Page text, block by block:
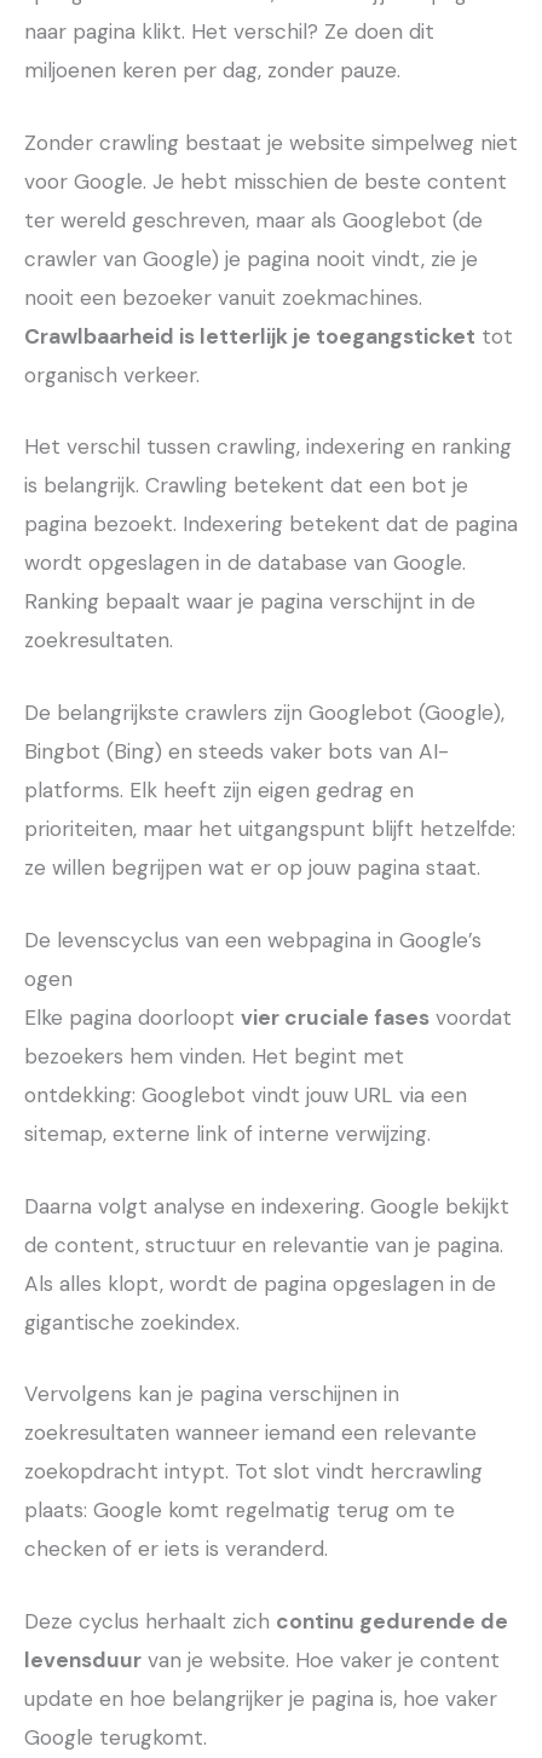
naar pagina klikt. Het verschil? Ze doen dit
miljoenen keren per dag, zonder pauze.
Zonder crawling bestaat je website simpelweg niet
voor Google. Je hebt misschien de beste content
ter wereld geschreven, maar als Googlebot (de
crawler van Google) je pagina nooit vindt, zie je
nooit een bezoeker vanuit zoekmachines.
Crawlbaarheid is letterlijk je toegangsticket tot
organisch verkeer.
Het verschil tussen crawling, indexering en ranking
is belangrijk. Crawling betekent dat een bot je
pagina bezoekt. Indexering betekent dat de pagina
wordt opgeslagen in de database van Google.
Ranking bepaalt waar je pagina verschijnt in de
zoekresultaten.
De belangrijkste crawlers zijn Googlebot (Google),
Bingbot (Bing) en steeds vaker bots van AI-
platforms. Elk heeft zijn eigen gedrag en
prioriteiten, maar het uitgangspunt blijft hetzelfde:
ze willen begrijpen wat er op jouw pagina staat.
De levenscyclus van een webpagina in Google’s
ogen
Elke pagina doorloopt vier cruciale fases voordat
bezoekers hem vinden. Het begint met
ontdekking: Googlebot vindt jouw URL via een
sitemap, externe link of interne verwijzing.
Daarna volgt analyse en indexering. Google bekijkt
de content, structuur en relevantie van je pagina.
Als alles klopt, wordt de pagina opgeslagen in de
gigantische zoekindex.
Vervolgens kan je pagina verschijnen in
zoekresultaten wanneer iemand een relevante
zoekopdracht intypt. Tot slot vindt hercrawling
plaats: Google komt regelmatig terug om te
checken of er iets is veranderd.
Deze cyclus herhaalt zich continu gedurende de
levensduur van je website. Hoe vaker je content
update en hoe belangrijker je pagina is, hoe vaker
Google terugkomt.